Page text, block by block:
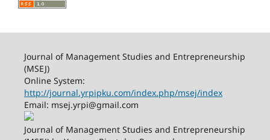
Journal of Management Studies and Entrepreneurship
(MSEJ)
Online System:
http://journal.yrpipku.com/index.php/msej/index
Email: msej.yrpi@gmail.com
Journal of Management Studies and Entrepreneurship